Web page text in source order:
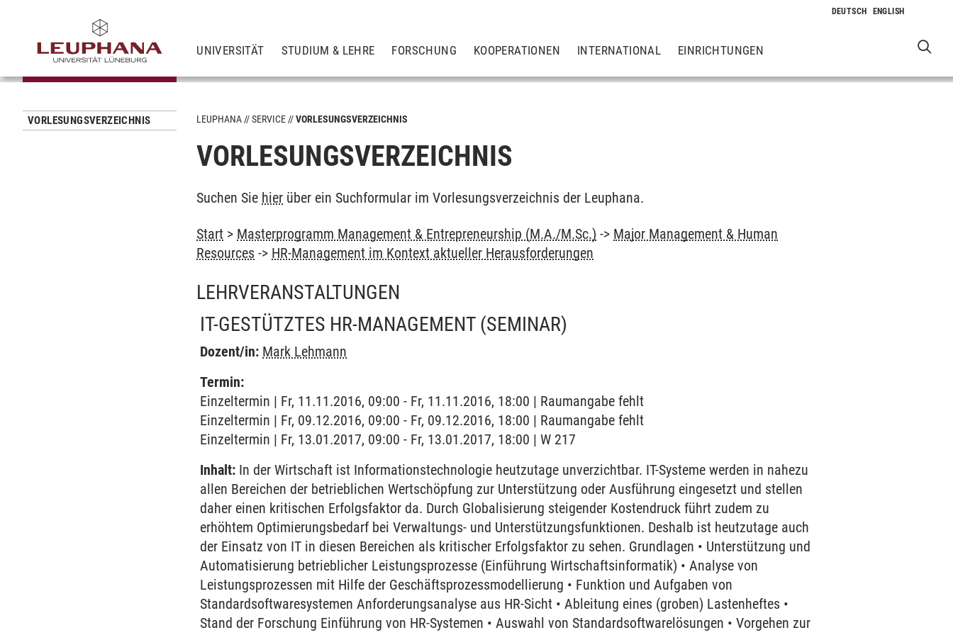
UNIVERSITÄT STUDIUM & LEHRE FORSCHUNG KOOPERATIONEN INTERNATIONAL EINRICHTUNGEN
VORLESUNGSVERZEICHNIS LEUPHANA SERVICE VORLESUNGSVERZEICHNIS
VORLESUNGSVERZEICHNIS
Suchen Sie hier über ein Suchformular im Vorlesungsverzeichnis der Leuphana.
Start > Masterprogramm Management & Entrepreneurship (M.A./M.Sc.) -> Major Management & Human
Resources -> HR-Management im Kontext aktueller Herausforderungen
LEHRVERANSTALTUNGEN
IT-GESTÜTZTES HR-MANAGEMENT (SEMINAR)
Dozent/in: Mark Lehmann
Termin:
Einzeltermin | Fr, 11.11.2016, 09:00 - Fr, 11.11.2016, 18:00 | Raumangabe fehlt
Einzeltermin | Fr, 09.12.2016, 09:00 - Fr, 09.12.2016, 18:00 | Raumangabe fehlt
Einzeltermin | Fr, 13.01.2017, 09:00 - Fr, 13.01.2017, 18:00 | W 217
Inhalt: In der Wirtschaft ist Informationstechnologie heutzutage unverzichtbar. IT-Systeme werden in nahezu
allen Bereichen der betrieblichen Wertschöpfung zur Unterstützung oder Ausführung eingesetzt und stellen
daher einen kritischen Erfolgsfaktor da. Durch Globalisierung steigender Kostendruck führt zudem zu
erhöhtem Optimierungsbedarf bei Verwaltungs- und Unterstützungsfunktionen. Deshalb ist heutzutage auch
der Einsatz von IT in diesen Bereichen als kritischer Erfolgsfaktor zu sehen. Grundlagen • Unterstützung und
Automatisierung betrieblicher Leistungsprozesse (Einführung Wirtschaftsinformatik) • Analyse von
Leistungsprozessen mit Hilfe der Geschäftsprozessmodellierung • Funktion und Aufgaben von
Standardsoftwaresystemen Anforderungsanalyse aus HR-Sicht • Ableitung eines (groben) Lastenheftes •
Stand der Forschung Einführung von HR-Systemen • Auswahl von Standardsoftwarelösungen • Vorgehen zur